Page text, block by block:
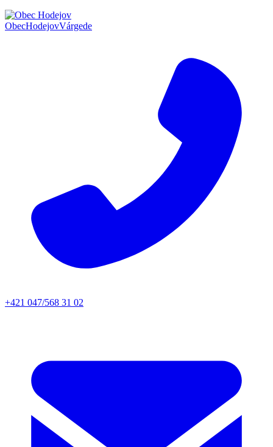
ObecHodejovVárgede
+421 047/568 31 02